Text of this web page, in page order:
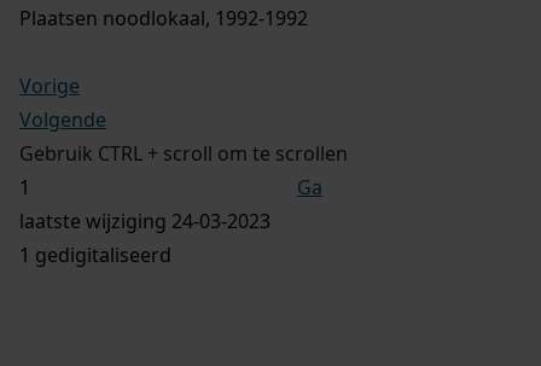
Plaatsen noodlokaal, 1992-1992
Vorige
Volgende
Gebruik CTRL + scroll om te scrollen
Ga
laatste wijziging 24-03-2023
1 gedigitaliseerd